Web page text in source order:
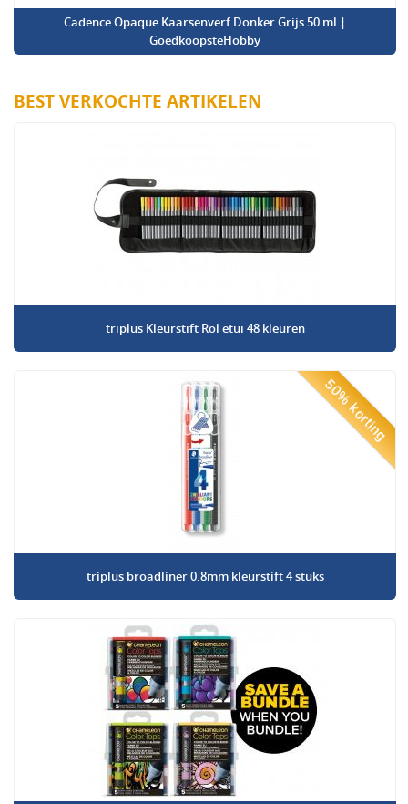
Cadence Opaque Kaarsenverf Donker Grijs 50 ml |
GoedkoopsteHobby
BEST VERKOCHTE ARTIKELEN
triplus Kleurstift Rol etui 48 kleuren
50% korting
triplus broadliner 0.8mm kleurstift 4 stuks